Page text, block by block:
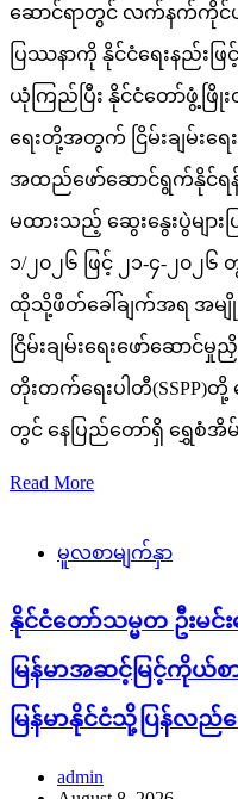
ဆောင်ရာတွင် လက်နက်ကိုင်ပဋိပ
ပြဿနာကို နိုင်ငံရေးနည်း
ယုံကြည်ပြီး နိုင်ငံတော်ဖွံ့ဖြို
ရေးတို့အတွက် ငြိမ်းချမ်းရေ
အထည်ဖော်ဆောင်ရွက်နိုင်
မထားသည့် ဆွေးနွေးပွဲမျာ
၁/၂၀၂၆ ဖြင့် ၂၁-၄-၂၀၂
ထိုသို့ဖိတ်ခေါ်ချက်အရ အမ
ငြိမ်းချမ်းရေးဖော်ဆောင်
တိုးတက်ရေးပါတီ(SSPP)
တွင် နေပြည်တော်ရှိ ရွှေ
Read More
မူလစာမျက်နှာ
နိုင်ငံတော်သမ္မတ ဦးမ
မြန်မာအဆင့်မြင့်ကိုယ်
မြန်မာနိုင်ငံသို့ပြန်လည်
admin